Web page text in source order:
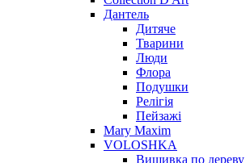
Дантель
Дитяче
Тварини
Люди
Флора
Подушки
Релігія
Пейзажі
Mary Maxim
VOLOSHKA
Вишивка по дереву